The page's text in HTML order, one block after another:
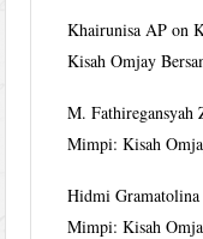
Khairunisa AP on
Kisah Omjay
M. Fathiregansyah
Mimpi: Kisah
Hidmi Gramatolina
Mimpi: Kisah